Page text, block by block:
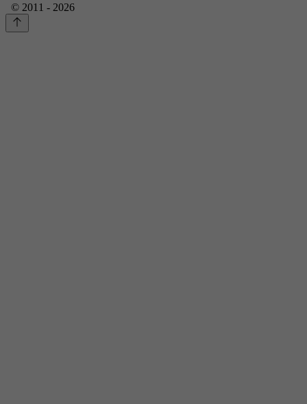
© 2011 - 2026